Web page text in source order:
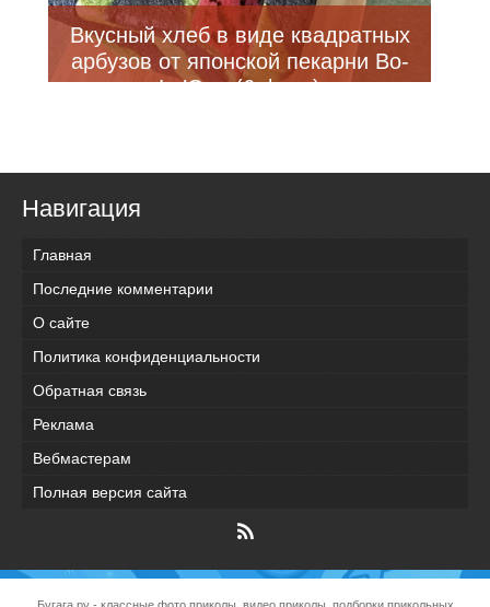
Вкусный хлеб в виде квадратных
арбузов от японской пекарни Bo-
Lo’Gne (6 фото)
Навигация
Главная
Последние комментарии
О сайте
Политика конфиденциальности
Обратная связь
Реклама
Вебмастерам
Полная версия сайта